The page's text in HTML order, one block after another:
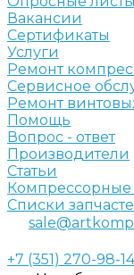
Вакансии
Сертификаты
Услуги
Ремонт
Сервисное
Ремонт
Помощь
Вопрос - ответ
Производители
Статьи
Списки
+7 (351) 270-98-14